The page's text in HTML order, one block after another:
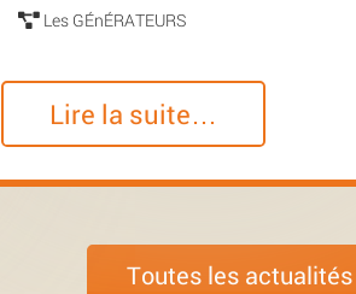
Les GÉnÉRATEURS
Lire la suite…
Toutes les actualités